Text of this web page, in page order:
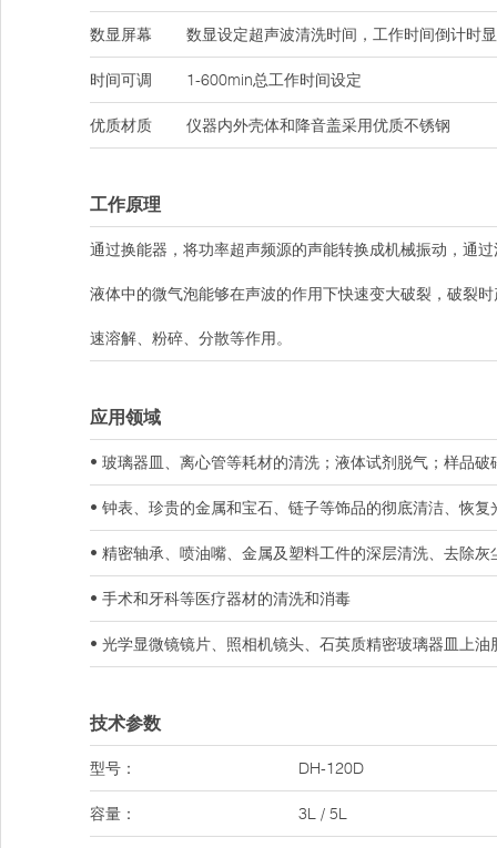
数显屏幕 数显设定超声波清洗时间，工作时间倒计时
时间可调 1-600min总工作时间设定
优质材质 仪器内外壳体和降音盖采用优质不锈钢
工作原理
通过换能器，将功率超声频源的声能转换成机械振动，通
液体中的微气泡能够在声波的作用下快速变大破裂，破裂
速溶解、粉碎、分散等作用。
应用领域
• 玻璃器皿、离心管等耗材的清洗；液体试剂脱气；样品破
• 钟表、珍贵的金属和宝石、链子等饰品的彻底清洁、恢复
• 精密轴承、喷油嘴、金属及塑料工件的深层清洗、去除灰
• 手术和牙科等医疗器材的清洗和消毒
• 光学显微镜镜片、照相机镜头、石英质精密玻璃器皿上油
技术参数
型号： DH-120D
容量： 3L / 5L